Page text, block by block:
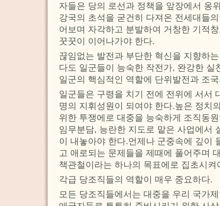
자들은 당의 로선과 정책을 앞장에서 옹
강국의 초석을 굳건히 다져온 전세대들
어보며 자각하고 분발하여 거창한 기적
꿋꿋이 이어나가야 한다.
끊임없는 발전과 부단한 혁신을 지향하
다도 일군들이 능숙한 작전가, 완강한 실
일군의 핵심적인 역할에 단위발전과 조
일군들은 구령을 치기 전에 전위에 서서
명의 지휘성원이 되여야 한다.높은 정치
위한 투쟁에로 대중을 능숙하게 조직동
임무분담, 능란한 지도로 맡은 사업에서
이 내놓아야 한다.언제나 군중속에 깊이
고 애로되는 문제들을 제때에 풀어주며
책관철이라는 하나의 목표에로 집초시켜
각급 당조직들의 역할이 매우 중요하다.
모든 당조직들에서는 대중을 우리 국가